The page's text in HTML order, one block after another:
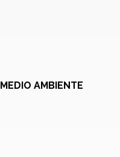
MEDIO AMBIENTE